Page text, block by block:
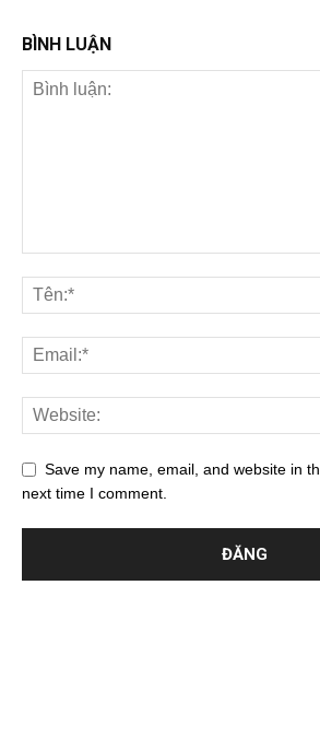
BÌNH LUẬN
Save my name, email, and website in
next time I comment.